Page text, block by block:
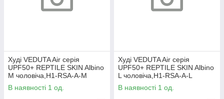
Худі VEDUTA Air серія
UPF50+ REPTILE SKIN Albino
M чоловіча,H1-RSA-A-M
В наявності 1 од.
Худі VEDUTA Air серія
UPF50+ REPTILE SKIN Albino
L чоловіча,H1-RSA-A-L
В наявності 1 од.